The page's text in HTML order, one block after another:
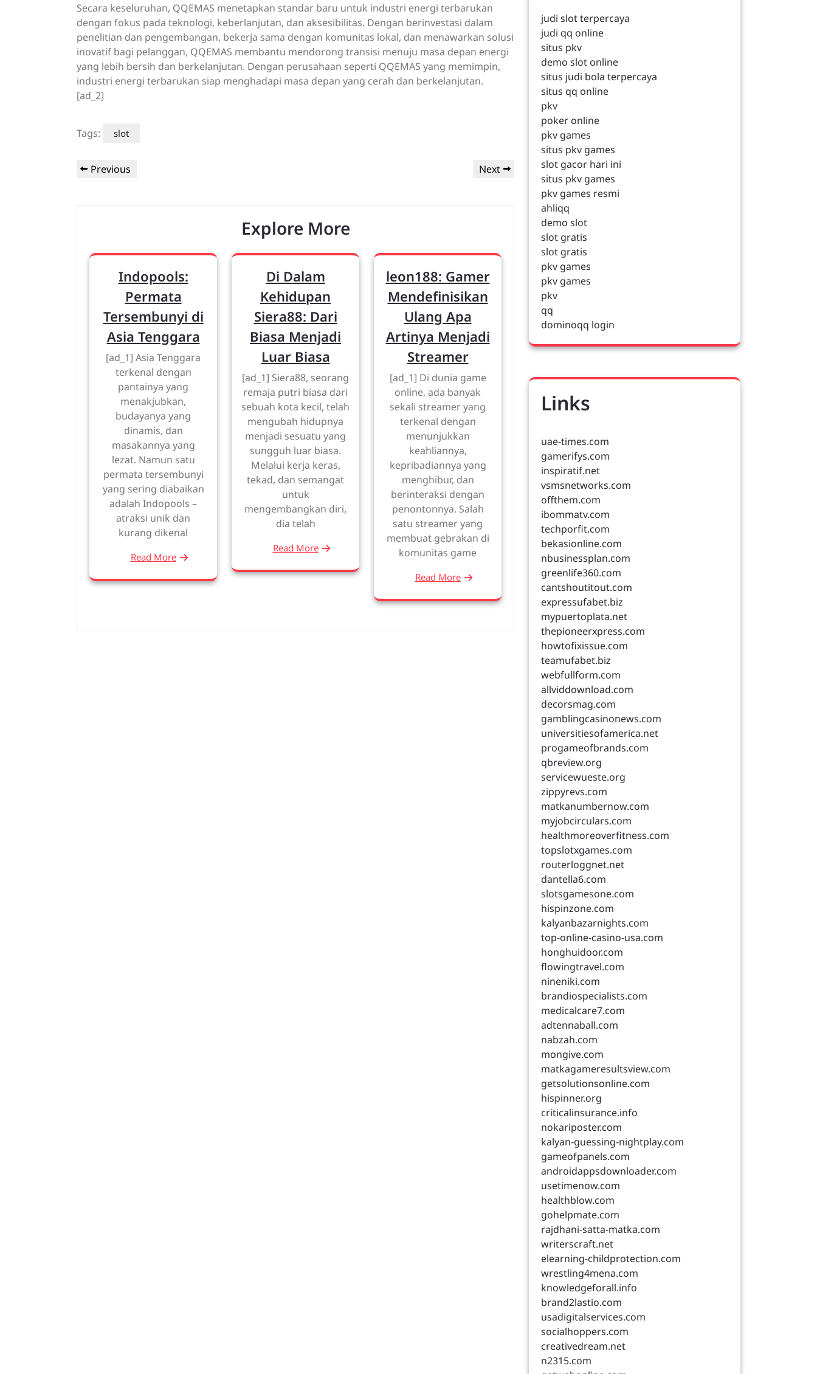
Secara keseluruhan, QQEMAS menetapkan standar baru untuk industri energi terbarukan
dengan fokus pada teknologi, keberlanjutan, dan aksesibilitas. Dengan berinvestasi dalam
penelitian dan pengembangan, bekerja sama dengan komunitas lokal, dan menawarkan solusi
inovatif bagi pelanggan, QQEMAS membantu mendorong transisi menuju masa depan energi
yang lebih bersih dan berkelanjutan. Dengan perusahaan seperti QQEMAS yang memimpin,
industri energi terbarukan siap menghadapi masa depan yang cerah dan berkelanjutan.
[ad_2]
Tags: slot
Post
Previous
Previous
Next
Next
Explore More
Indopools:
Permata
Tersembunyi di
Asia Tenggara
[ad_1] Asia Tenggara
terkenal dengan
pantainya yang
menakjubkan,
budayanya yang
dinamis, dan
masakannya yang
lezat. Namun satu
permata tersembunyi
yang sering diabaikan
adalah Indopools –
atraksi unik dan
kurang dikenal
Read More
Di Dalam
Kehidupan
Siera88: Dari
Biasa Menjadi
Luar Biasa
[ad_1] Siera88, seorang
remaja putri biasa dari
sebuah kota kecil, telah
mengubah hidupnya
menjadi sesuatu yang
sungguh luar biasa.
Melalui kerja keras,
tekad, dan semangat
untuk
mengembangkan diri,
dia telah
Read More
leon188: Gamer
Mendefinisikan
Ulang Apa
Artinya Menjadi
Streamer
[ad_1] Di dunia game
online, ada banyak
sekali streamer yang
terkenal dengan
menunjukkan
keahliannya,
kepribadiannya yang
menghibur, dan
berinteraksi dengan
penontonnya. Salah
satu streamer yang
membuat gebrakan di
komunitas game
Read More
judi slot terpercaya
judi qq online
situs pkv
demo slot online
situs judi bola terpercaya
situs qq online
pkv
poker online
pkv games
situs pkv games
slot gacor hari ini
situs pkv games
pkv games resmi
ahliqq
demo slot
slot gratis
slot gratis
pkv games
pkv games
pkv
qq
dominoqq login
Links
uae-times.com
gamerifys.com
inspiratif.net
vsmsnetworks.com
offthem.com
ibommatv.com
techporfit.com
bekasionline.com
nbusinessplan.com
greenlife360.com
cantshoutitout.com
expressufabet.biz
mypuertoplata.net
thepioneerxpress.com
howtofixissue.com
teamufabet.biz
webfullform.com
allviddownload.com
decorsmag.com
gamblingcasinonews.com
universitiesofamerica.net
progameofbrands.com
qbreview.org
servicewueste.org
zippyrevs.com
matkanumbernow.com
myjobcirculars.com
healthmoreoverfitness.com
topslotxgames.com
routerloggnet.net
dantella6.com
slotsgamesone.com
hispinzone.com
kalyanbazarnights.com
top-online-casino-usa.com
honghuidoor.com
flowingtravel.com
nineniki.com
brandiospecialists.com
medicalcare7.com
adtennaball.com
nabzah.com
mongive.com
matkagameresultsview.com
getsolutionsonline.com
hispinner.org
criticalinsurance.info
nokariposter.com
kalyan-guessing-nightplay.com
gameofpanels.com
androidappsdownloader.com
usetimenow.com
healthblow.com
gohelpmate.com
rajdhani-satta-matka.com
writerscraft.net
elearning-childprotection.com
wrestling4mena.com
knowledgeforall.info
brand2lastio.com
usadigitalservices.com
socialhoppers.com
creativedream.net
n2315.com